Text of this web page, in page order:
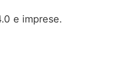
e imprese.